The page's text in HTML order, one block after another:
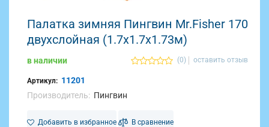
Палатка зимняя Пингвин Mr.Fisher 170
двухслойная (1.7х1.7х1.73м)
в наличии (0) оставить отзыв
Артикул: 11201
Производитель: Пингвин
Добавить в избранное В сравнение